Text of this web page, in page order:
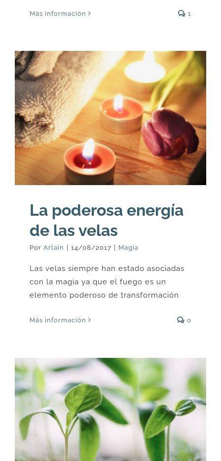
Más información 1
La poderosa energía
de las velas
Por Arlain | 14/08/2017 | Magia
Las velas siempre han estado asociadas
con la magia ya que el fuego es un
elemento poderoso de transformación
Más información 0